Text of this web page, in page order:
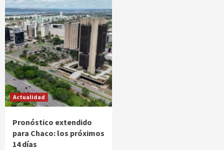
Actualidad
Pronóstico extendido
para Chaco: los próximos
14 días